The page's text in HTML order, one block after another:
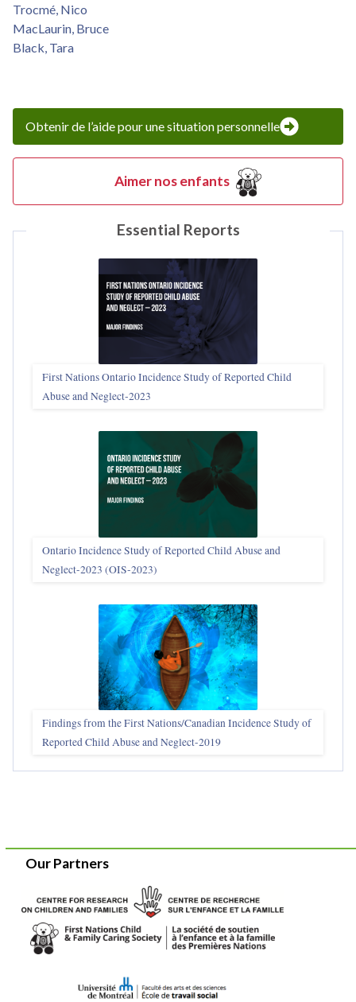
Trocmé, Nico
MacLaurin, Bruce
Black, Tara
Obtenir de l’aide pour une situation personnelle
Aimer nos enfants
Essential Reports
First Nations Ontario Incidence Study of Reported Child
Abuse and Neglect‑2023
Ontario Incidence Study of Reported Child Abuse and
Neglect-2023 (OIS‑2023)
Findings from the First Nations/Canadian Incidence Study of
Reported Child Abuse and Neglect-2019
Our Partners